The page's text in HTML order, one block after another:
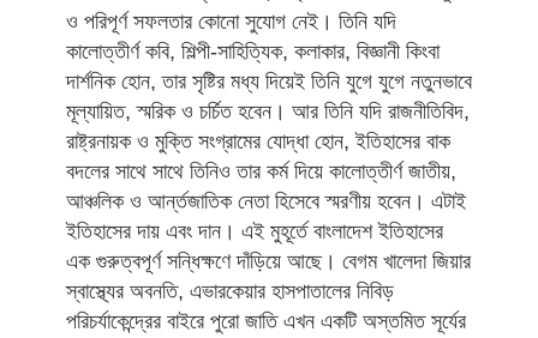
ও পরিপূর্ণ সফলতার কোনো সুযোগ নেই। তিনি যদি
কালোত্তীর্ণ কবি, শিল্পী-সাহিত্যিক, কলাকার, বিজ্ঞানী কিংবা
দার্শনিক হোন, তার সৃষ্টির মধ্য দিয়েই তিনি যুগে যুগে নতুনভাবে
মূল্যায়িত, স্মরিক ও চর্চিত হবেন। আর তিনি যদি রাজনীতিবিদ,
রাষ্ট্রনায়ক ও মুক্তি সংগ্রামের যোদ্ধা হোন, ইতিহাসের বাক
বদলের সাথে সাথে তিনিও তার কর্ম দিয়ে কালোত্তীর্ণ জাতীয়,
আঞ্চলিক ও আর্ন্তজাতিক নেতা হিসেবে স্মরণীয় হবেন। এটাই
ইতিহাসের দায় এবং দান। এই মুহূর্তে বাংলাদেশ ইতিহাসের
এক গুরুত্বপূর্ণ সন্ধিক্ষণে দাঁড়িয়ে আছে। বেগম খালেদা জিয়ার
স্বাস্থ্যের অবনতি, এভারকেয়ার হাসপাতালের নিবিড়
পরিচর্যাকেন্দ্রের বাইরে পুরো জাতি এখন একটি অস্তমিত সূর্যের